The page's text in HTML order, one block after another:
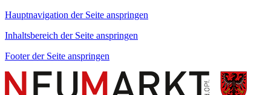
Hauptnavigation der Seite anspringen
Inhaltsbereich der Seite anspringen
Footer der Seite anspringen